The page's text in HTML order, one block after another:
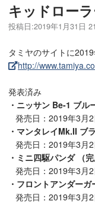
キッドロー
投稿日:2019年1月31日
タミヤのサイトに
http://
発表済み
・ニッサン Be-1 ブル
発売日：2019年3月
・マンタレイMk.II ブ
発売日：2019年3月
・ミニ四駆パンダ （完
発売日：2019年3月
・フロントアンダーガ
発売日：2019年3月